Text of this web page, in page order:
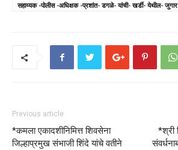
सहाय्यक -पोलीस -अधिक्षक -प्रशांत- डगळे- यांची- खर्डी- येथील-
Previous article
*कमला एकादशीनिमित्त शिवसेना
जिल्हाप्रमुख संभाजी शिंदे यांचे वतीने
*श्री